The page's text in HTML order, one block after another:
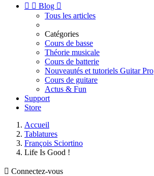
  Blog 
Tous les articles
Catégories
Cours de basse
Théorie musicale
Cours de batterie
Nouveautés et tutoriels Guitar Pro
Cours de guitare
Actus & Fun
Support
Store
Accueil
Tablatures
François Sciortino
Life Is Good !
 Connectez-vous